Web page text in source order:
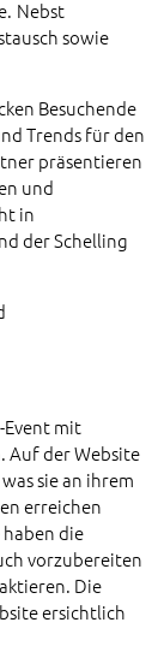
Nebst
sowie
Besuchende
Trends für den
präsentieren
und
in
der Schelling
Event mit
Auf der Website
sie an ihrem
erreichen
die
vorzubereiten
Die
ersichtlich